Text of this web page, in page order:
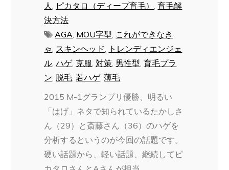
人, ピカタロ（ディープ育毛）,育毛解
決方法
AGA, MOU字型, これができなき
ゃ, スキンヘッド, トレンディエンジェ
ル,ハゲ, 克服,対策, 男性型,育毛プラ
ン, 脱毛,若ハゲ,薄毛
2015 M-1グランプリ優勝、明るい
「はげ」ネタで知られているたかしさ
ん（29）と斎藤さん（36）のハゲを
分析するというのが今回の話題です。
硬い話題から、軽い話題、継続してピ